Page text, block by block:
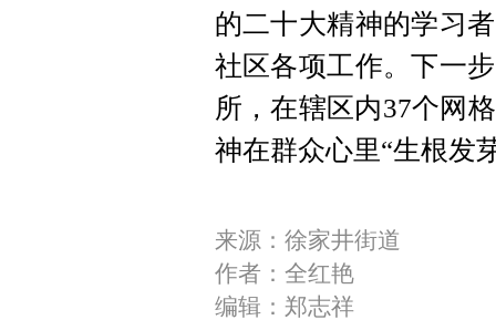
的二十大精神的学习
社区各项工作。下一
所，在辖区内37个网
神在群众心里“生根发
来源：徐家井街道
作者：全红艳
编辑：郑志祥